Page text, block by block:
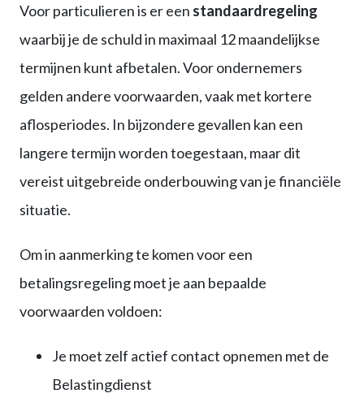
Voor particulieren is er een standaardregeling
waarbij je de schuld in maximaal 12 maandelijkse
termijnen kunt afbetalen. Voor ondernemers
gelden andere voorwaarden, vaak met kortere
aflosperiodes. In bijzondere gevallen kan een
langere termijn worden toegestaan, maar dit
vereist uitgebreide onderbouwing van je financiële
situatie.
Om in aanmerking te komen voor een
betalingsregeling moet je aan bepaalde
voorwaarden voldoen:
Je moet zelf actief contact opnemen met de
Belastingdienst